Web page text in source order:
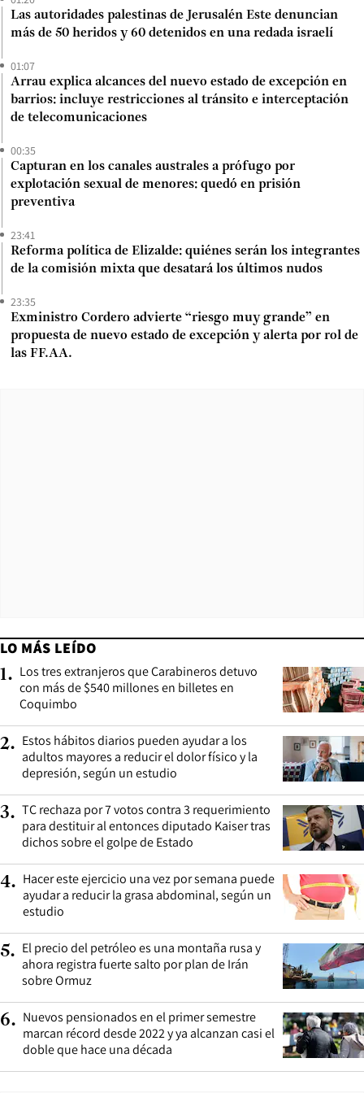
Las autoridades palestinas de Jerusalén Este denuncian
más de 50 heridos y 60 detenidos en una redada israelí
01:07
Arrau explica alcances del nuevo estado de excepción en
barrios: incluye restricciones al tránsito e interceptación
de telecomunicaciones
00:35
Capturan en los canales australes a prófugo por
explotación sexual de menores: quedó en prisión
preventiva
23:41
Reforma política de Elizalde: quiénes serán los integrantes
de la comisión mixta que desatará los últimos nudos
23:35
Exministro Cordero advierte “riesgo muy grande” en
propuesta de nuevo estado de excepción y alerta por rol de
las FF.AA.
LO MÁS LEÍDO
1. Los tres extranjeros que Carabineros detuvo
con más de $540 millones en billetes en
Coquimbo
2. Estos hábitos diarios pueden ayudar a los
adultos mayores a reducir el dolor físico y la
depresión, según un estudio
3. TC rechaza por 7 votos contra 3 requerimiento
para destituir al entonces diputado Kaiser tras
dichos sobre el golpe de Estado
4. Hacer este ejercicio una vez por semana puede
ayudar a reducir la grasa abdominal, según un
estudio
5. El precio del petróleo es una montaña rusa y
ahora registra fuerte salto por plan de Irán
sobre Ormuz
6. Nuevos pensionados en el primer semestre
marcan récord desde 2022 y ya alcanzan casi el
doble que hace una década